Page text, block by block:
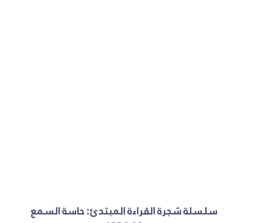
سلسلة شجرة القراءة المبتدئ: حاسة السمع